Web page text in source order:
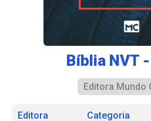
Bíblia NVT
Editora Mundo
Editora
Categoria